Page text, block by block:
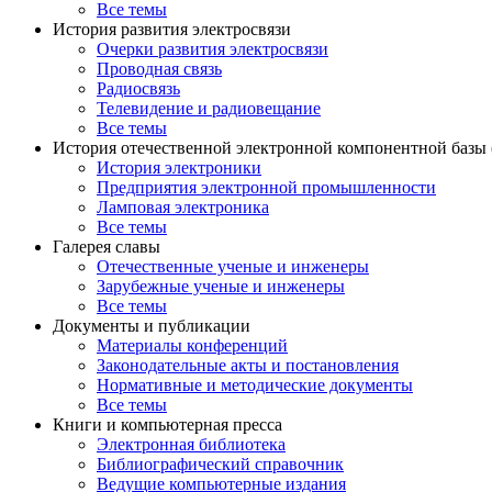
Все темы
История развития электросвязи
Очерки развития электросвязи
Проводная связь
Радиосвязь
Телевидение и радиовещание
Все темы
История отечественной электронной компонентной
История электроники
Предприятия электронной промышленности
Ламповая электроника
Все темы
Галерея славы
Отечественные ученые и инженеры
Зарубежные ученые и инженеры
Все темы
Документы и публикации
Материалы конференций
Законодательные акты и постановления
Нормативные и методические документы
Все темы
Книги и компьютерная пресса
Электронная библиотека
Библиографический справочник
Ведущие компьютерные издания